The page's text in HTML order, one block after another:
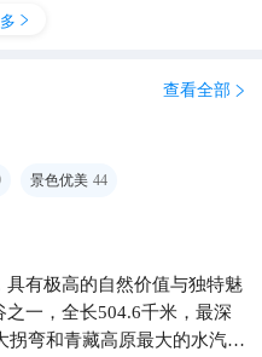

查看全部 
景色优美 44
有极高的自然价值与独特魅
一，全长504.6千米，最深
拐弯和青藏高原最大的水汽通